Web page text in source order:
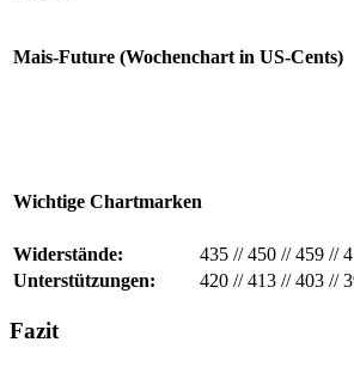
Mais-Future (Wochenchart in US-Cents)
Wichtige Chartmarken
Widerstände: 435 //450 //459 //
Unterstützungen:
420 //413 //403 //
Fazit